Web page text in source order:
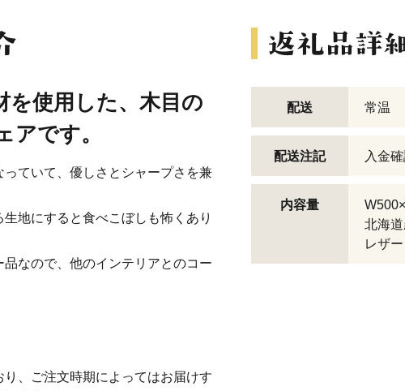
を使用した、木目の
アです。
ていて、優しさとシャープさを兼
地にすると食べこぼしも怖くあり
なので、他のインテリアとのコー
、ご注文時期によってはお届けす
配送 常温
配送注記 入金
内容量
北海
レザー